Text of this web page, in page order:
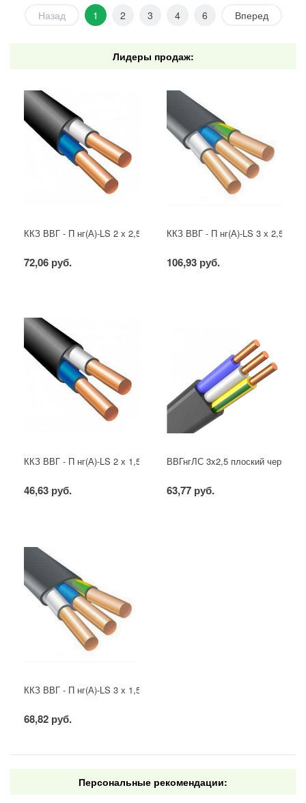
Назад 1 2 3 4 6 Вперед
Лидеры продаж:
ККЗ ВВГ - П нг(А)-LS 2 х 2,5 ГОСТ
72,06 руб.
ККЗ ВВГ - П нг(А)-LS 3 х 2,5
106,93 руб.
ККЗ ВВГ - П нг(А)-LS 2 х 1,5 ГОСТ
46,63 руб.
ВВГнгЛС 3x2,5 плоский черный
63,77 руб.
ККЗ ВВГ - П нг(А)-LS 3 х 1,5 ГОСТ
68,82 руб.
Персональные рекомендации: